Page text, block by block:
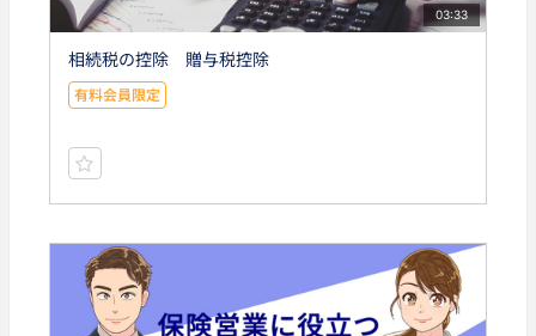
03:33
相続税の控除 贈与税控除
有料会員限定